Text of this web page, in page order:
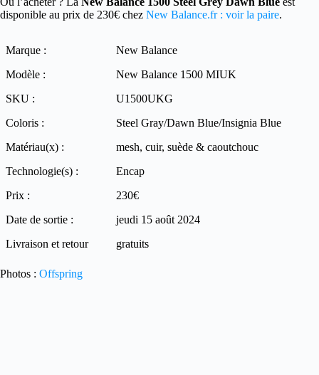
disponible au prix de 230€ chez New Balance.fr : voir la paire.
Marque :
New Balance
Modèle :
New Balance 1500 MIUK
SKU :
U1500UKG
Coloris :
Steel Gray/Dawn Blue/Insignia Blue
Matériau(x) :
mesh, cuir, suède & caoutchouc
Technologie(s) :
Encap
Prix :
230€
Date de sortie :
jeudi 15 août 2024
Livraison et retour
gratuits
Photos : Offspring